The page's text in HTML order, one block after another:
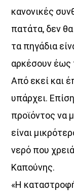
UPCOMING
κανονικές
πατάτα, δεν
τα πηγάδια
αρκέσουν έως
Από εκεί και
υπάρχει.
προϊόντος να
είναι
νερό που
Καπούνης.
«Η